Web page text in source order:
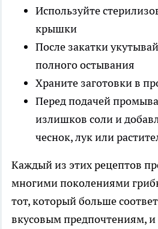
Используйте
крышки
После закатки
полного остывания
Храните заготовки в
Перед подачей
излишков соли и
чеснок, лук или
Каждый из этих рецептов
многими поколениями
тот, который больше
вкусовым предпочтениям, и